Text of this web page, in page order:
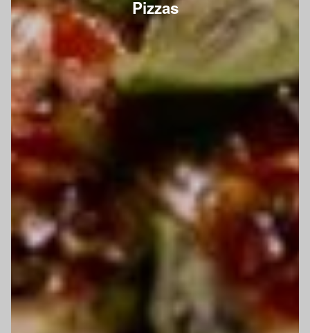
Pizzas